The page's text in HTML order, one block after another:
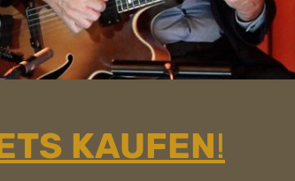
KAUFEN!